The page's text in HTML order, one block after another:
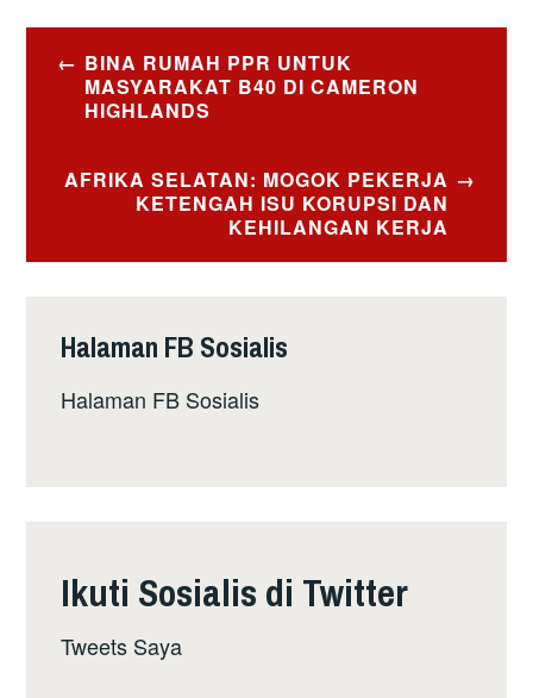
Post
navigation
BINA RUMAH PPR UNTUK
MASYARAKAT B40 DI CAMERON
HIGHLANDS
AFRIKA SELATAN: MOGOK PEKERJA
KETENGAH ISU KORUPSI DAN
KEHILANGAN KERJA
Halaman FB Sosialis
Halaman FB Sosialis
Ikuti Sosialis di Twitter
Tweets Saya